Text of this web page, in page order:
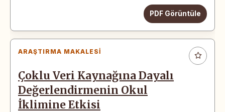
PDF Görüntüle
ARAŞTIRMA MAKALESI
Çoklu Veri Kaynağına Dayalı
Değerlendirmenin Okul
İklimine Etkisi